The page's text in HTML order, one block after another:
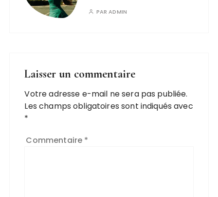
PARADMIN
Laisser un commentaire
Votre adresse e-mail ne sera pas publiée.
Les champs obligatoires sont indiqués avec
*
Commentaire *